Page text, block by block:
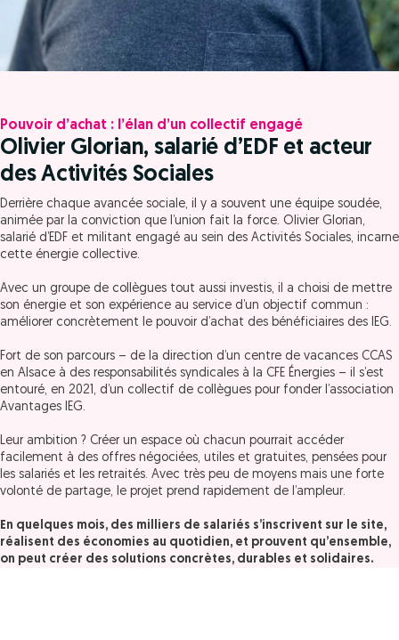
Pouvoir d’achat : l’élan d’un collectif engagé
Olivier Glorian, salarié d’EDF et acteur
des Activités Sociales
Derrière chaque avancée sociale, il y a souvent une équipe soudée,
animée par la conviction que l’union fait la force. Olivier Glorian,
salarié d’EDF et militant engagé au sein des Activités Sociales, incarne
cette énergie collective.
Avec un groupe de collègues tout aussi investis, il a choisi de mettre
son énergie et son expérience au service d’un objectif commun :
améliorer concrètement le pouvoir d’achat des bénéficiaires des IEG.
Fort de son parcours – de la direction d’un centre de vacances CCAS
en Alsace à des responsabilités syndicales à la CFE Énergies – il s’est
entouré, en 2021, d’un collectif de collègues pour fonder l’association
Avantages IEG.
Leur ambition ? Créer un espace où chacun pourrait accéder
facilement à des offres négociées, utiles et gratuites, pensées pour
les salariés et les retraités. Avec très peu de moyens mais une forte
volonté de partage, le projet prend rapidement de l’ampleur.
En quelques mois, des milliers de salariés s’inscrivent sur le site,
réalisent des économies au quotidien, et prouvent qu’ensemble,
on peut créer des solutions concrètes, durables et solidaires.